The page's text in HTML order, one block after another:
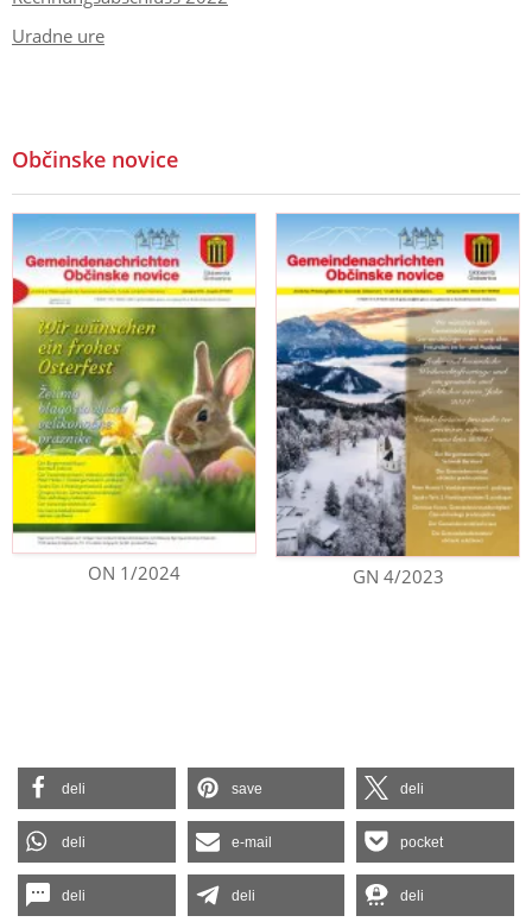
Uradne ure
Občinske novice
ON 1/2024 GN 4/2023
deli save deli
deli e-mail pocket
deli deli deli